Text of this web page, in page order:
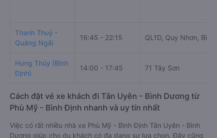
Thanh Thuỷ -
Quảng Ngãi
16:45 - 22:15 QL1D, Quy Nhơn,
Hưng Thủy (Bình
Định)
14:00 - 17:45 71 Tây Sơn
Cách đặt vé xe khách đi Tân Uyên - Bình Dương từ
Phù Mỹ - Bình Định nhanh và uy tín nhất
Việc có rất nhiều nhà xe Phù Mỹ - Bình Định Tân Uyên - Bình
Dương giúp cho du khách có đa dạng sự lựa chọn. Đây cũng